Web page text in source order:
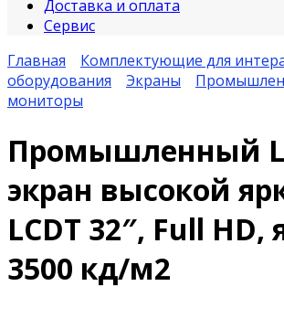
Доставка и оплата
Сервис
Главная
Комплектующие для
оборудования
Экраны
мониторы
Промышленный
экран высокой
LCDT 32″, Full HD,
3500 кд/м2